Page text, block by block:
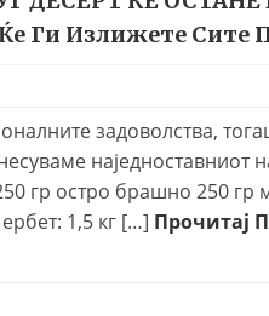
Ги Излижете Сите
задоволства,
наједноставниот
гр остро брашно 250 гр
1,5 кг […] Прочитај